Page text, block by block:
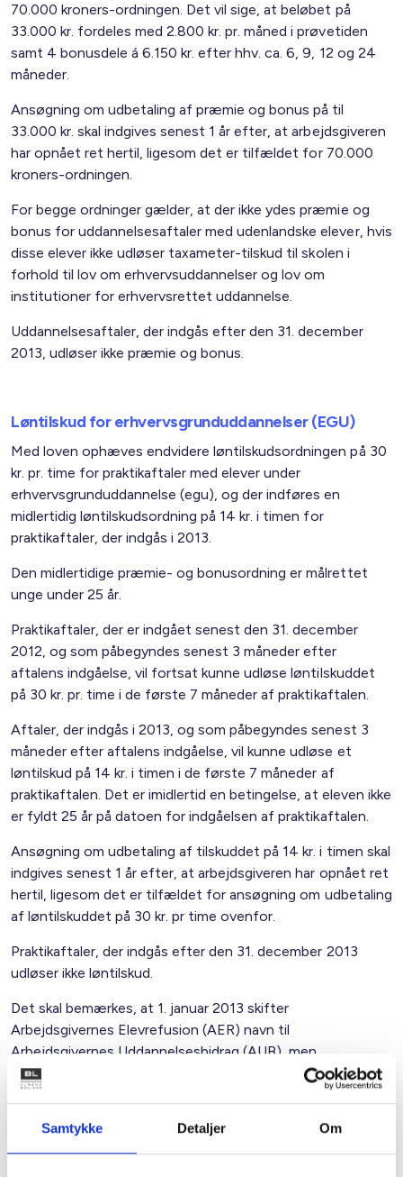
Samtykke Detaljer Om
70.000 kroners-ordningen. Det vil sige, at beløbet på
33.000 kr. fordeles med 2.800 kr. pr. måned i prøvetiden
samt 4 bonusdele á 6.150 kr. efter hhv. ca. 6, 9, 12 og 24
måneder.
Ansøgning om udbetaling af præmie og bonus på til
33.000 kr. skal indgives senest 1 år efter, at arbejdsgiveren
har opnået ret hertil, ligesom det er tilfældet for 70.000
kroners-ordningen.
For begge ordninger gælder, at der ikke ydes præmie og
bonus for uddannelsesaftaler med udenlandske elever, hvis
disse elever ikke udløser taxameter-tilskud til skolen i
forhold til lov om erhvervsuddannelser og lov om
institutioner for erhvervsrettet uddannelse.
Uddannelsesaftaler, der indgås efter den 31. december
2013, udløser ikke præmie og bonus.
Løntilskud for erhvervsgrunduddannelser (EGU)
Med loven ophæves endvidere løntilskudsordningen på 30
kr. pr. time for praktikaftaler med elever under
erhvervsgrunduddannelse (egu), og der indføres en
midlertidig løntilskudsordning på 14 kr. i timen for
praktikaftaler, der indgås i 2013.
Den midlertidige præmie- og bonusordning er målrettet
unge under 25 år.
Praktikaftaler, der er indgået senest den 31. december
2012, og som påbegyndes senest 3 måneder efter
aftalens indgåelse, vil fortsat kunne udløse løntilskuddet
på 30 kr. pr. time i de første 7 måneder af praktikaftalen.
Aftaler, der indgås i 2013, og som påbegyndes senest 3
måneder efter aftalens indgåelse, vil kunne udløse et
løntilskud på 14 kr. i timen i de første 7 måneder af
praktikaftalen. Det er imidlertid en betingelse, at eleven ikke
er fyldt 25 år på datoen for indgåelsen af praktikaftalen.
Ansøgning om udbetaling af tilskuddet på 14 kr. i timen skal
indgives senest 1 år efter, at arbejdsgiveren har opnået ret
hertil, ligesom det er tilfældet for ansøgning om udbetaling
af løntilskuddet på 30 kr. pr time ovenfor.
Praktikaftaler, der indgås efter den 31. december 2013
udløser ikke løntilskud.
Det skal bemærkes, at 1. januar 2013 skifter
Arbejdsgivernes Elevrefusion (AER) navn til
Arbejdsgivernes Uddannelsesbidrag (AUB), men
ansøgninger om tilskudsudbetaling berøres ikke heraf.
Praktikaftaler fremover